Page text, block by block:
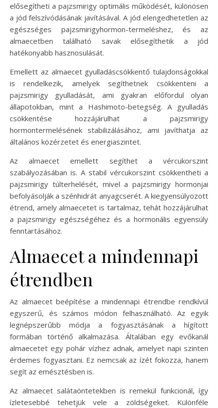
elősegítheti a pajzsmirigy optimális működését, különösen
a jód felszívódásának javításával. A jód elengedhetetlen az
egészséges pajzsmirigyhormon-termeléshez, és az
almaecetben található savak elősegíthetik a jód
hatékonyabb hasznosulását.
Emellett az almaecet gyulladáscsökkentő tulajdonságokkal
is rendelkezik, amelyek segíthetnek csökkenteni a
pajzsmirigy gyulladását, ami gyakran előfordul olyan
állapotokban, mint a Hashimoto-betegség. A gyulladás
csökkentése hozzájárulhat a pajzsmirigy
hormontermelésének stabilizálásához, ami javíthatja az
általános közérzetet és energiaszintet.
Az almaecet emellett segíthet a vércukorszint
szabályozásában is. A stabil vércukorszint csökkentheti a
pajzsmirigy túlterhelését, mivel a pajzsmirigy hormonjai
befolyásolják a szénhidrát anyagcserét. A kiegyensúlyozott
étrend, amely almaecetet is tartalmaz, tehát hozzájárulhat
a pajzsmirigy egészségéhez és a hormonális egyensúly
fenntartásához.
Almaecet a mindennapi
étrendben
Az almaecet beépítése a mindennapi étrendbe rendkívül
egyszerű, és számos módon felhasználható. Az egyik
legnépszerűbb módja a fogyasztásának a hígított
formában történő alkalmazása. Általában egy evőkanál
almaecetet egy pohár vízhez adnak, amelyet napi szinten
érdemes fogyasztani. Ez nemcsak az ízét fokozza, hanem
segít az emésztésben is.
Az almaecet salátaöntetekben is remekül funkcionál, így
ízletesebbé tehetjük vele a zöldségeket. Különféle